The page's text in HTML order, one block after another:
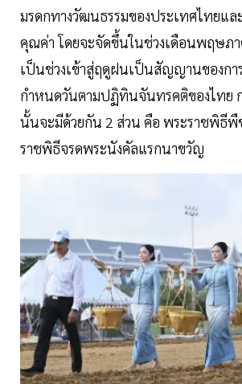
มรดกทางวัฒนธรรมของประเทศไทยแ
คุณค่า โดยจะจัดขึ้นในช่วงเดือนพฤษภ
เป็นช่วงเข้าสู่ฤดูฝนเป็นสัญญานของกา
กำหนดวันตามปฏิทินจันทรคติของไทย
นั้นจะมีด้วยกัน 2 ส่วน คือ พระราชพิธีพื
ราชพิธีจรดพระนังคัลแรกนาขวัญ